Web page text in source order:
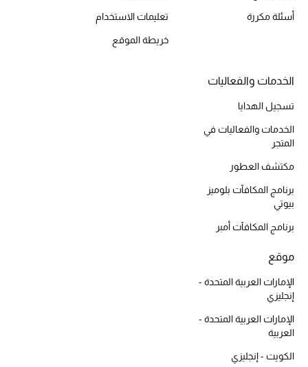
أسئلة مكررة تعليمات الاستخدام
خريطة الموقع
الخدمات والفعاليات
تسجيل الهدايا
الخدمات والفعاليات في
المتجر
مكتشف العطور
برنامج المكافآت بلوميز
بيوتي
برنامج المكافآت أمبر
موقع
الإمارات العربية المتحدة -
إنجليزي
الإمارات العربية المتحدة -
العربية
الكويت - إنجليزي